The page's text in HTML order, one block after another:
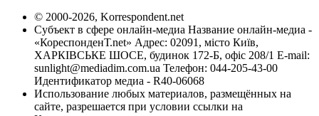
© 2000-2026, Korrespondent.net
Субъект в сфере онлайн-медиа Название онлайн-медиа -
«КореспонденТ.net» Адрес: 02091, місто Київ,
ХАРКІВСЬКЕ ШОСЕ, будинок 172-Б, офіс 208/1 E-mail:
sunlight@mediadim.com.ua Телефон: 044-205-43-00
Идентификатор медиа - R40-06068
Использование любых материалов, размещённых на
сайте, разрешается при условии ссылки на